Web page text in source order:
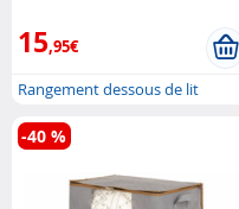
15,95€
Rangement dessous de lit
-40 %